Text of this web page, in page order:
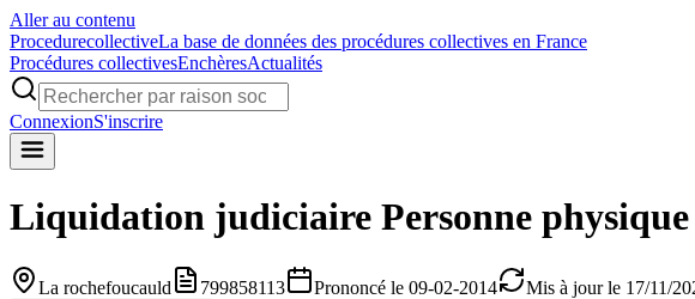
Aller au contenu
ProcedurecollectiveLa base de données des procédures collectives en France
Procédures collectivesEnchèresActualités
ConnexionS'inscrire
Liquidation judiciaire Personne physique
La rochefoucauld 799858113 Prononcé le 09-02-2014 Mis à jour le 17/11/